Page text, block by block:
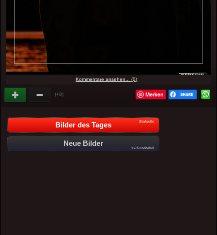
Kommentare ansehen... (0)
(+8) Merken
Bilder des Tages Startseite
Neue Bilder
nicht moderiert